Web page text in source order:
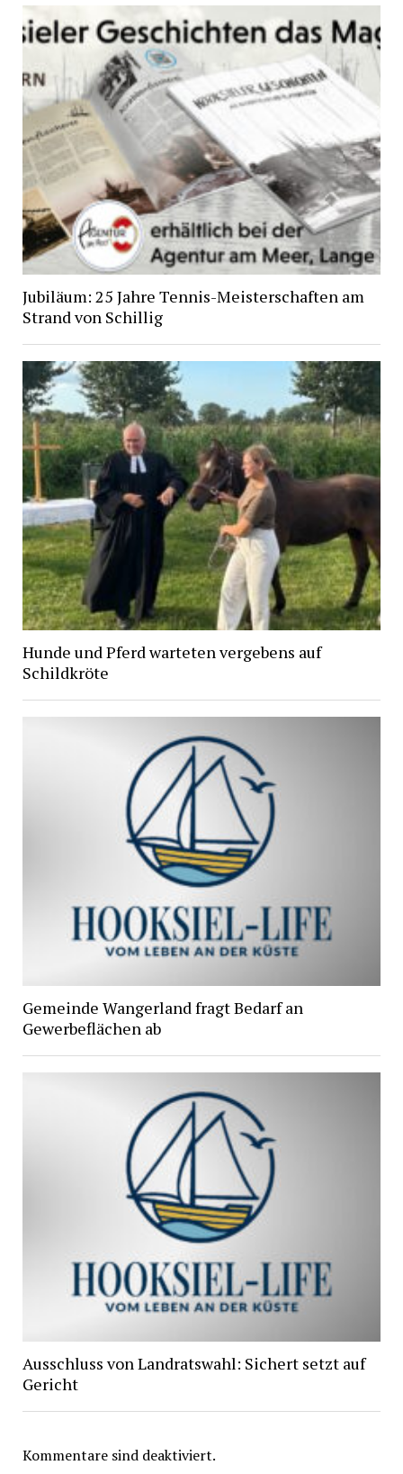
Jubiläum: 25 Jahre Tennis-Meisterschaften am
Strand von Schillig
Hunde und Pferd warteten vergebens auf
Schildkröte
Gemeinde Wangerland fragt Bedarf an
Gewerbeflächen ab
Ausschluss von Landratswahl: Sichert setzt auf
Gericht
Kommentare sind deaktiviert.